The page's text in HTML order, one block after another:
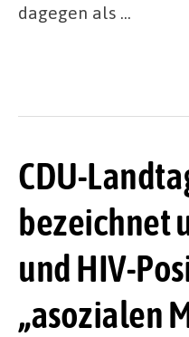
dagegen als …
CDU-
bezeichnet
und HIV-
„asozialen